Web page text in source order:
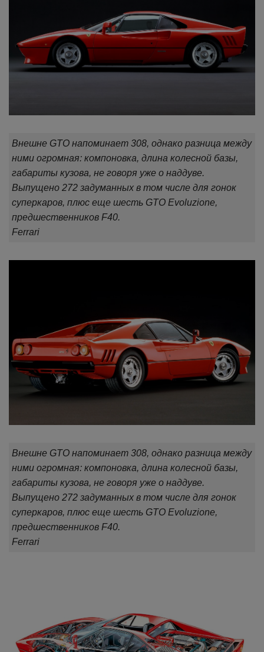
Внешне GTO напоминает 308, однако разница между
ними огромная: компоновка, длина колесной базы,
габариты кузова, не говоря уже о наддуве.
Выпущено 272 задуманных в том числе для гонок
суперкаров, плюс еще шесть GTO Evoluzione,
предшественников F40.
Ferrari
Внешне GTO напоминает 308, однако разница между
ними огромная: компоновка, длина колесной базы,
габариты кузова, не говоря уже о наддуве.
Выпущено 272 задуманных в том числе для гонок
суперкаров, плюс еще шесть GTO Evoluzione,
предшественников F40.
Ferrari